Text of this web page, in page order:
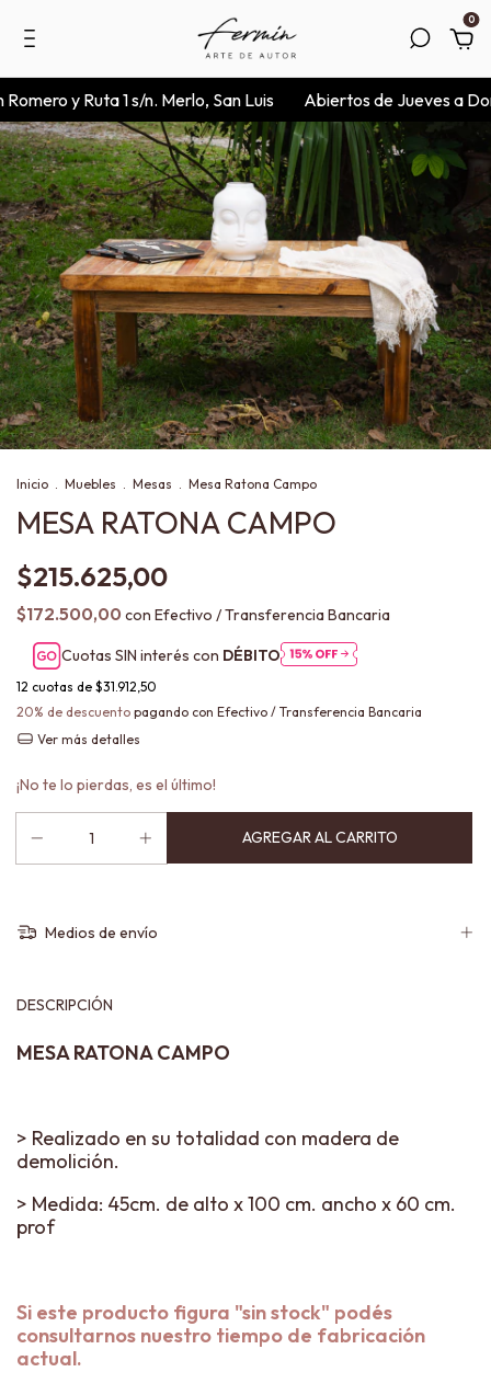
0
y Ruta 1 s/n. Merlo, San Luis Abiertos de Jueves a
Inicio Muebles Mesas Mesa Ratona Campo
MESA RATONA CAMPO
$215.625,00
$172.500,00 con Efectivo / Transferencia Bancaria
Cuotas SIN interés con DÉBITO
12 cuotas de $31.912,50
20% de descuento pagando con Efectivo / Transferencia Bancaria
Ver más detalles
¡No te lo pierdas, es el último!
Medios de envío
DESCRIPCIÓN
MESA RATONA CAMPO
> Realizado en su totalidad con madera de
demolición.
> Medida: 45cm. de alto x 100 cm. ancho x 60 cm.
prof
Si este producto figura "sin stock" podés
consultarnos nuestro tiempo de fabricación
actual.